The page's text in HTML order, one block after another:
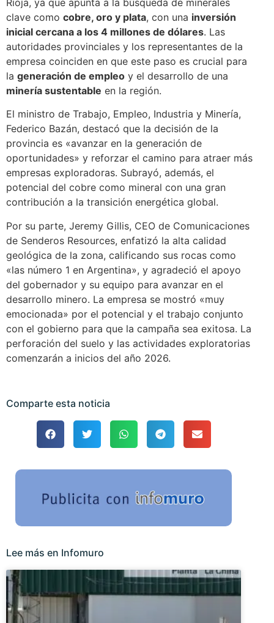
Rioja, ya que apunta a la búsqueda de minerales
clave como cobre, oro y plata, con una inversión
inicial cercana a los 4 millones de dólares. Las
autoridades provinciales y los representantes de la
empresa coinciden en que este paso es crucial para
la generación de empleo y el desarrollo de una
minería sustentable en la región.
El ministro de Trabajo, Empleo, Industria y Minería,
Federico Bazán, destacó que la decisión de la
provincia es «avanzar en la generación de
oportunidades» y reforzar el camino para atraer más
empresas exploradoras. Subrayó, además, el
potencial del cobre como mineral con una gran
contribución a la transición energética global.
Por su parte, Jeremy Gillis, CEO de Comunicaciones
de Senderos Resources, enfatizó la alta calidad
geológica de la zona, calificando sus rocas como
«las número 1 en Argentina», y agradeció el apoyo
del gobernador y su equipo para avanzar en el
desarrollo minero. La empresa se mostró «muy
emocionada» por el potencial y el trabajo conjunto
con el gobierno para que la campaña sea exitosa. La
perforación del suelo y las actividades exploratorias
comenzarán a inicios del año 2026.
Comparte esta noticia
Lee más en Infomuro